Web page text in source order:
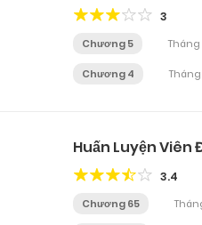
3
Chương 5 Tháng
Chương 4 Tháng
Huấn Luyện Viên
3.4
Chương 65